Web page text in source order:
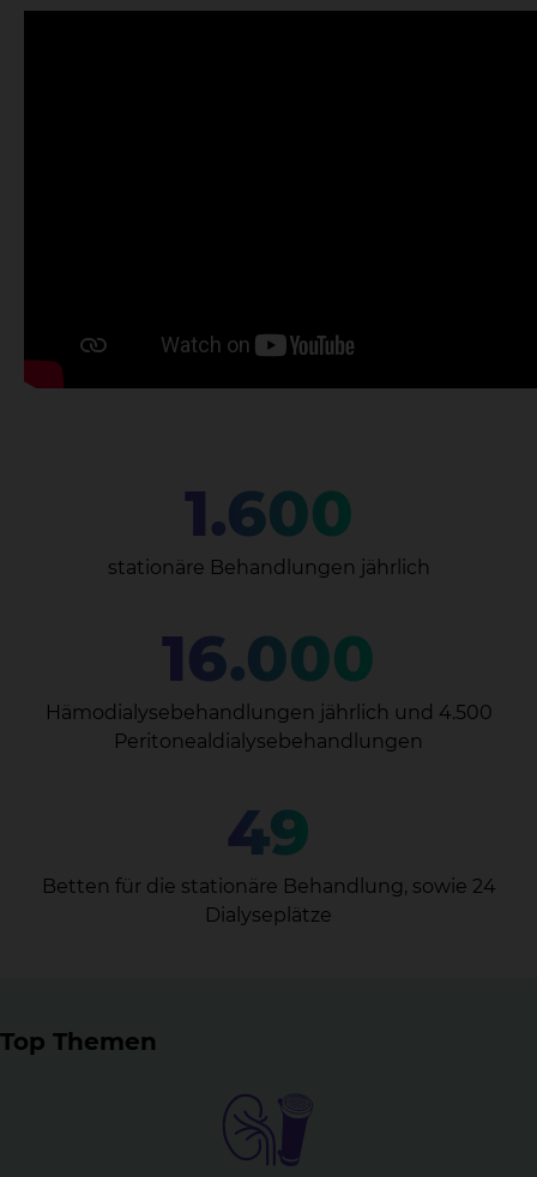
1.600
stationäre Behandlungen jährlich
16.000
Hämodialysebehandlungen jährlich und 4.500
Peritonealdialysebehandlungen
49
Betten für die stationäre Behandlung, sowie 24
Dialyseplätze
Top Themen